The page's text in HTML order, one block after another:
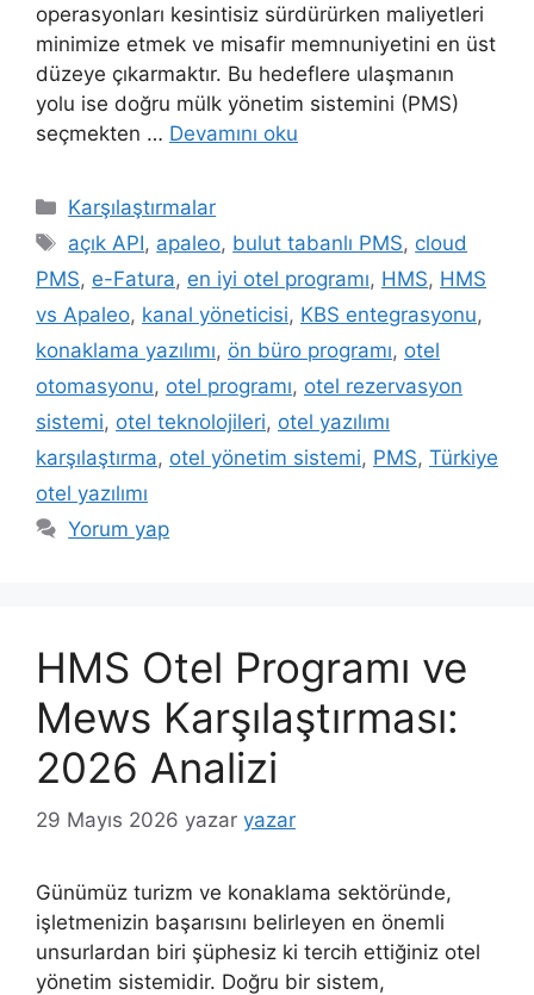
operasyonları kesintisiz sürdürürken maliyetleri
minimize etmek ve misafir memnuniyetini en üst
düzeye çıkarmaktır. Bu hedeflere ulaşmanın
yolu ise doğru mülk yönetim sistemini (PMS)
seçmekten … Devamını oku
Kategoriler
Karşılaştırmalar
Etiketler
açık API, apaleo, bulut tabanlı PMS, cloud
PMS, e-Fatura, en iyi otel programı, HMS, HMS
vs Apaleo, kanal yöneticisi, KBS entegrasyonu,
konaklama yazılımı, ön büro programı, otel
otomasyonu, otel programı, otel rezervasyon
sistemi, otel teknolojileri, otel yazılımı
karşılaştırma, otel yönetim sistemi, PMS, Türkiye
otel yazılımı
Yorum yap
HMS Otel Programı ve
Mews Karşılaştırması:
2026 Analizi
29 Mayıs 2026 yazar yazar
Günümüz turizm ve konaklama sektöründe,
işletmenizin başarısını belirleyen en önemli
unsurlardan biri şüphesiz ki tercih ettiğiniz otel
yönetim sistemidir. Doğru bir sistem,